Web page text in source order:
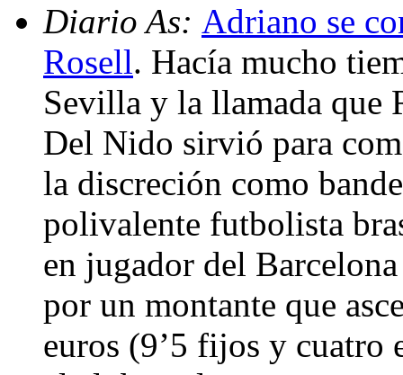
Diario As: Adriano se
Rosell. Hacía mucho
Sevilla y la llamada que
Del Nido sirvió para
la discreción como
polivalente futbolista
en jugador del
por un montante que
euros (9’5 fijos y